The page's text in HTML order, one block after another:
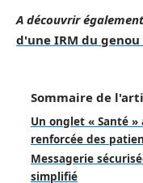
A découvrir
d'une IRM du genou
Sommaire de
Un onglet « Santé
renforcée des
Messagerie
simplifié